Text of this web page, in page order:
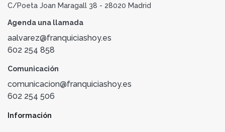
C/Poeta Joan Maragall 38 - 28020 Madrid
Agenda una llamada
aalvarez@franquiciashoy.es
602 254 858
Comunicación
comunicacion@franquiciashoy.es
602 254 506
Información